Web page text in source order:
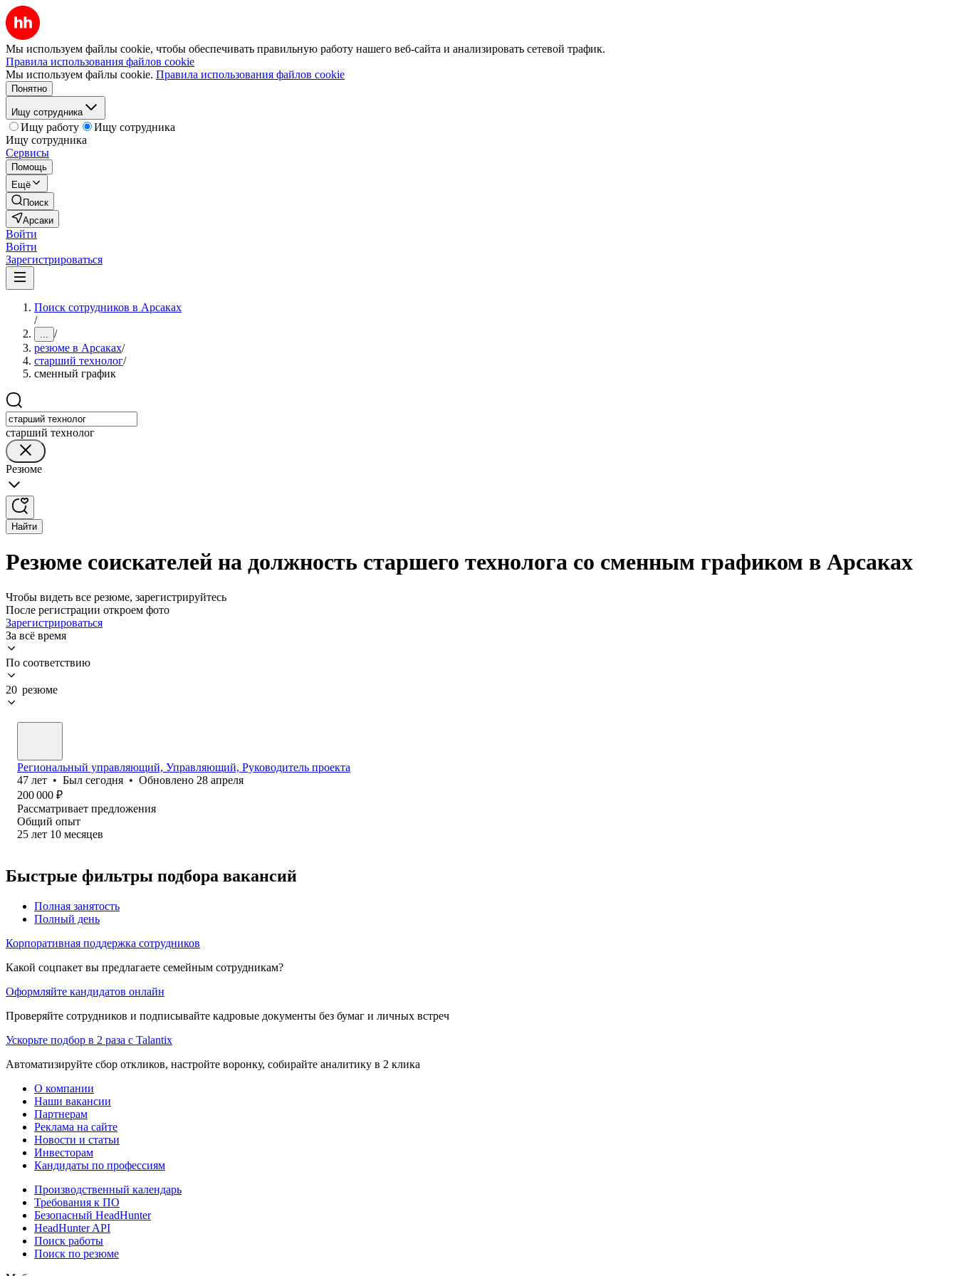
Мы используем файлы cookie, чтобы обеспечивать правильную работу нашего веб-сайта и анализировать сетевой трафик.
Правила использования файлов cookie
Мы используем файлы cookie. Правила использования файлов cookie
Понятно
Ищу сотрудника
Ищу работу
Ищу сотрудника
Ищу сотрудника
Сервисы
Помощь
Ещё
Поиск
Арсаки
Войти
Войти
Зарегистрироваться
Поиск сотрудников в Арсаках
/
... /
резюме в Арсаках/
старший технолог/
сменный график
старший технолог
Резюме
Найти
Резюме соискателей на должность старшего технолога со сменным графиком в Арсаках
Чтобы видеть все резюме, зарегистрируйтесь
После регистрации откроем фото
Зарегистрироваться
За всё время
По соответствию
20 резюме
Региональный управляющий, Управляющий, Руководитель проекта
47 лет • Был сегодня • Обновлено 28 апреля
200 000 ₽
Рассматривает предложения
Общий опыт
25 лет 10 месяцев
Быстрые фильтры подбора вакансий
Полная занятость
Полный день
Корпоративная поддержка сотрудников
Какой соцпакет вы предлагаете семейным сотрудникам?
Оформляйте кандидатов онлайн
Проверяйте сотрудников и подписывайте кадровые документы без бумаг и личных встреч
Ускорьте подбор в 2 раза с Talantix
Автоматизируйте сбор откликов, настройте воронку, собирайте аналитику в 2 клика
О компании
Наши вакансии
Партнерам
Реклама на сайте
Новости и статьи
Инвесторам
Кандидаты по профессиям
Производственный календарь
Требования к ПО
Безопасный HeadHunter
HeadHunter API
Поиск работы
Поиск по резюме